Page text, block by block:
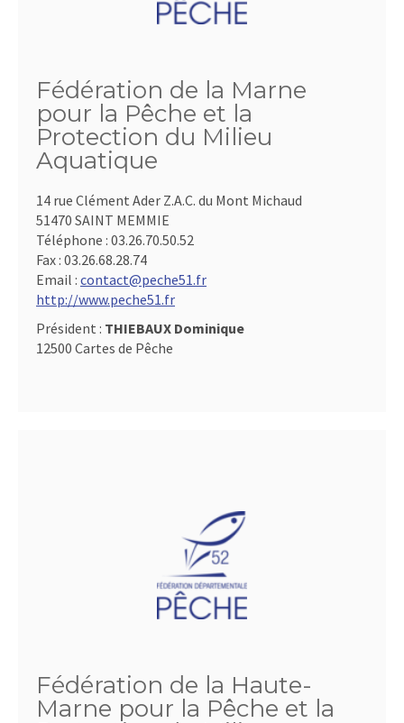
Fédération de la Marne
pour la Pêche et la
Protection du Milieu
Aquatique
14 rue Clément Ader Z.A.C. du Mont Michaud
51470 SAINT MEMMIE
Téléphone : 03.26.70.50.52
Fax : 03.26.68.28.74
Email : contact@peche51.fr
http://www.peche51.fr
Président : THIEBAUX Dominique
12500 Cartes de Pêche
Fédération de la Haute-
Marne pour la Pêche et la